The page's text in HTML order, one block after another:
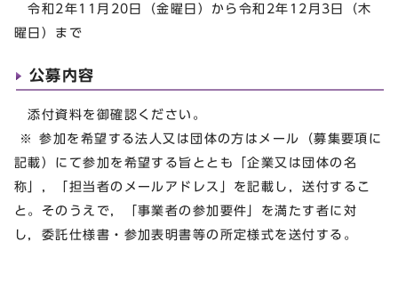
令和2年11月20日（金曜日）から令和2年12月3日（木
曜日）まで
公募内容
添付資料を御確認ください。
※ 参加を希望する法人又は団体の方はメール（募集要項に
記載）にて参加を希望する旨ととも「企業又は団体の名
称」，「担当者のメールアドレス」を記載し，送付するこ
と。そのうえで，「事業者の参加要件」を満たす者に対
し，委託仕様書・参加表明書等の所定様式を送付する。